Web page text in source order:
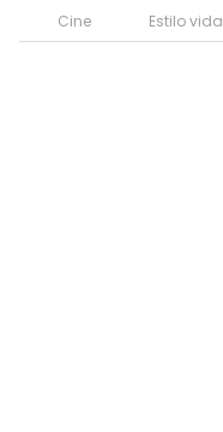
Cine
Estilo vida